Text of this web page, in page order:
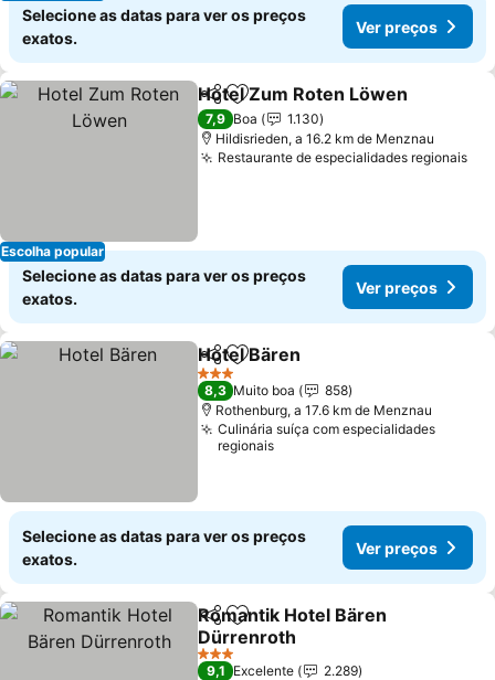
Selecione as datas para ver os preços
exatos.
Ver preços
Escolha popular
PartilharAdicionar aos favoritos
Hotel Zum Roten Löwen
7,9 Boa
1.130
Hildisrieden, a 16.2 km de Menznau
Restaurante de especialidades regionais
Selecione as datas para ver os preços
exatos.
Ver preços
PartilharAdicionar aos favoritos
Hotel Bären
3 Estrelas
8,3 Muito boa
858
Rothenburg, a 17.6 km de Menznau
Culinária suíça com especialidades
regionais
Selecione as datas para ver os preços
exatos.
Ver preços
PartilharAdicionar aos favoritos
Romantik Hotel Bären
Dürrenroth
Ver preços
3 Estrelas
9,1 Excelente
2.289